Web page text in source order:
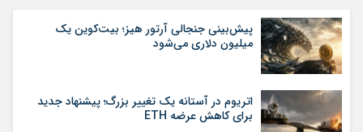
پیش‌بینی جنجالی آرتور هیز؛ بیت‌کوین یک
میلیون دلاری می‌شود
اتریوم در آستانه یک تغییر بزرگ؛ پیشنهاد جدید
برای کاهش عرضه ETH